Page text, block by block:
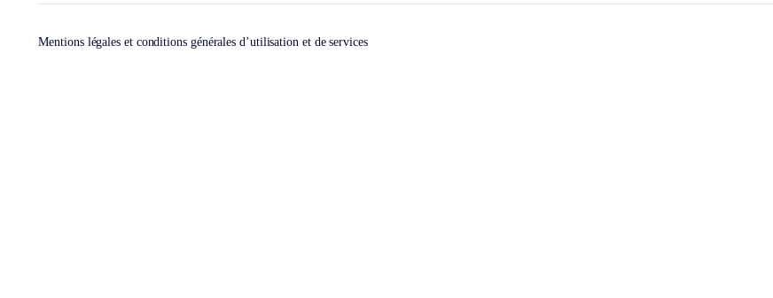
Mentions légales et conditions générales d’utilisation et de services